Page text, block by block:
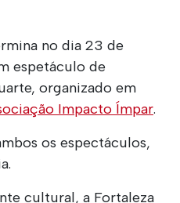
no dia 23 de
espetáculo de
organizado em
Impacto Ímpar.
os espectáculos,
cultural, a Fortaleza